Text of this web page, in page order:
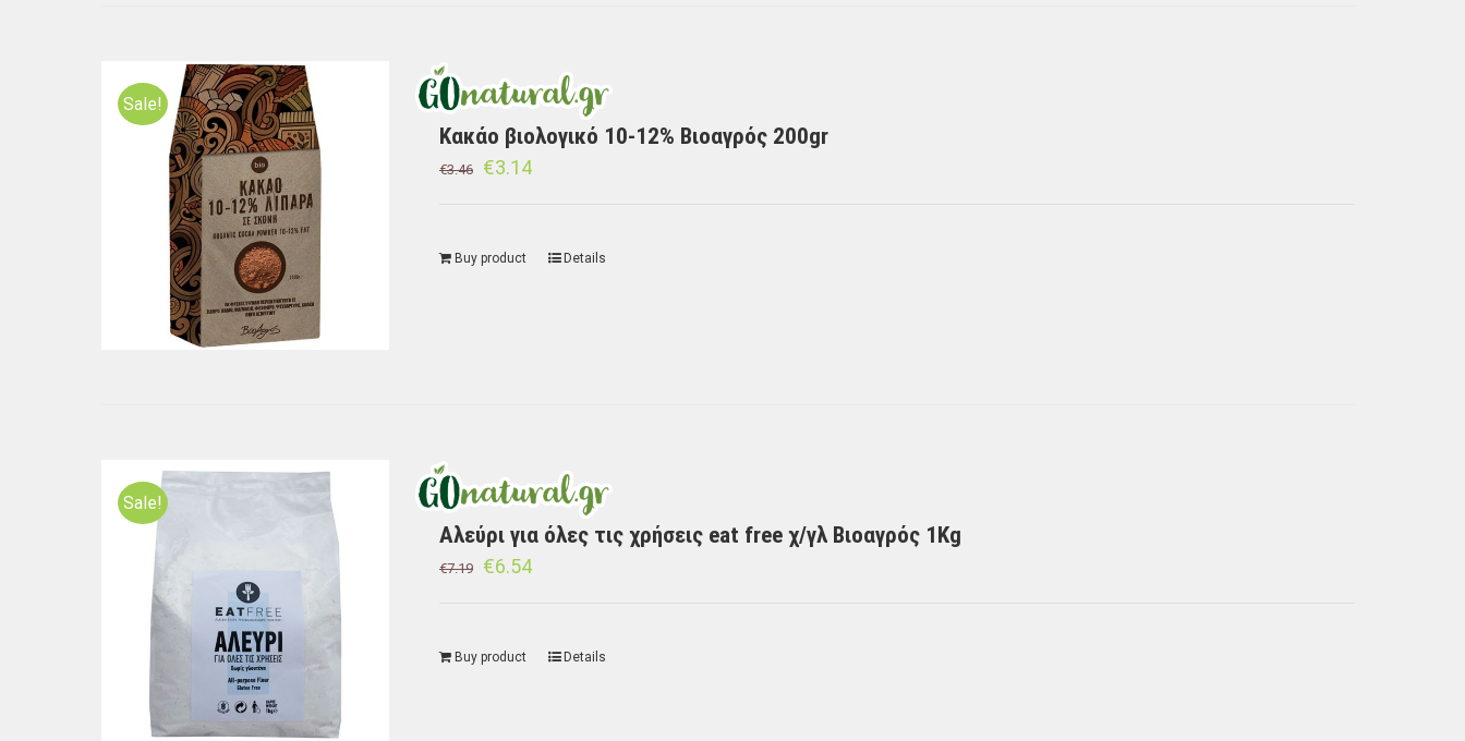
Sale!
Κακάο βιολογικό 10-12% Βιοαγρός 200gr
€3.46 €3.14
Buy product Details
Sale!
Αλεύρι για όλες τις χρήσεις eat free χ/γλ Βιοαγρός 1Kg
€7.19 €6.54
Buy product Details